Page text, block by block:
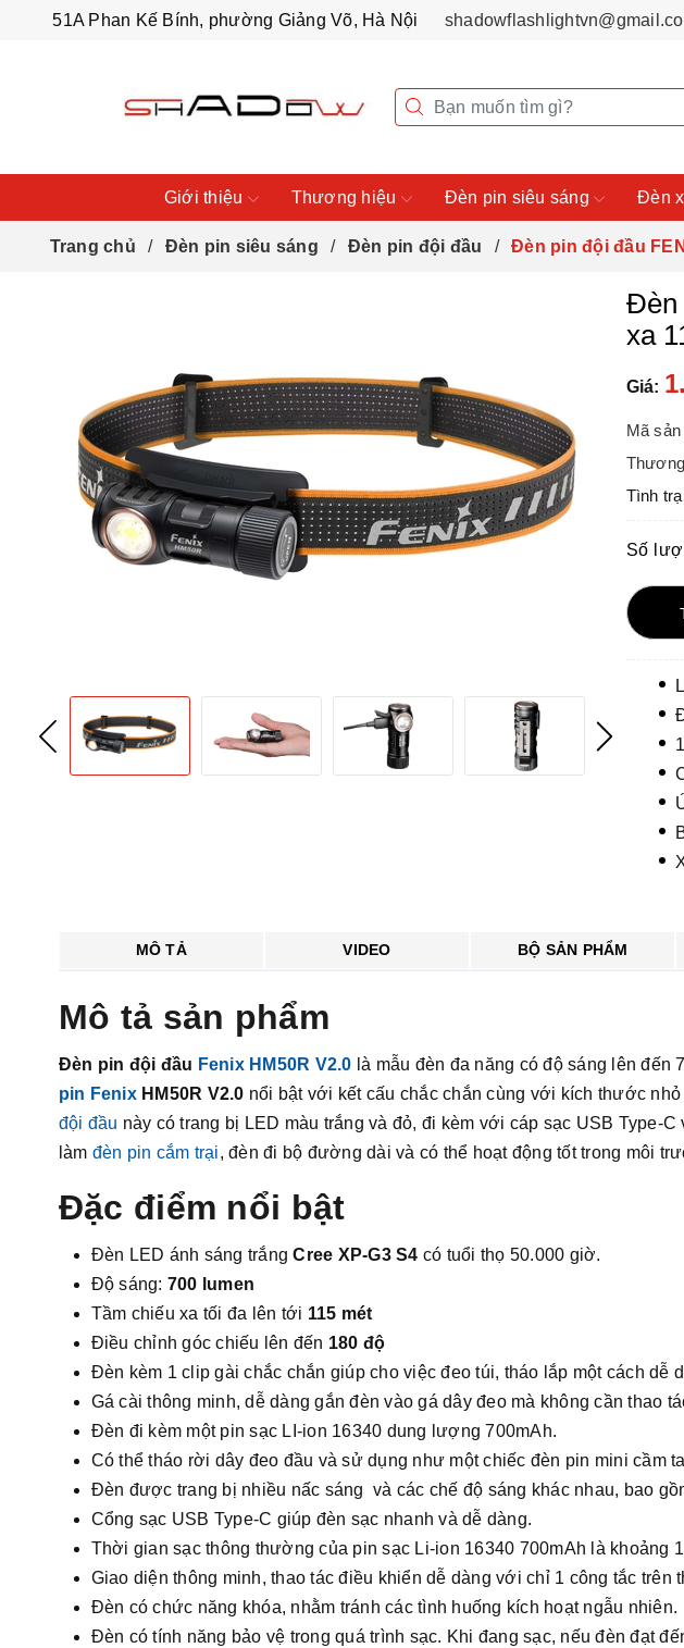
51A Phan Kế Bính, phường Giảng Võ, Hà Nội
Giới thiệu Thương hiệu Đèn pin siêu sáng Đèn
Trang chủ Đèn pin siêu sáng Đèn pin đội đầu Đèn pin đội đầu
Đèn
xa
Giá:
Mã
Tình
Số
MÔ TẢ VIDEO BỘ SẢN PHẨM
Mô tả sản phẩm
Đèn pin đội đầu Fenix HM50R V2.0 là mẫu đèn đa năng có độ sáng lên đến
pin Fenix HM50R V2.0 nổi bật với kết cấu chắc chắn cùng với kích thước
đội đầu này có trang bị LED màu trắng và đỏ, đi kèm với cáp sạc USB Type-
làm đèn pin cắm trại, đèn đi bộ đường dài và có thể hoạt động tốt trong môi
Đặc điểm nổi bật
Đèn LED ánh sáng trắngCree XP-G3 S4 có tuổi thọ 50.000 giờ.
Độ sáng: 700 lumen
Tầm chiếu xa tối đa lên tới 115 mét
Điều chỉnh góc chiếu lên đến 180 độ
Đèn kèm 1 clip gài chắc chắn giúp cho việc đeo túi, tháo lắp một cách dễ
Gá cài thông minh, dễ dàng gắn đèn vào gá dây đeo mà không cần thao
Đèn đi kèm một pin sạc LI-ion 16340 dung lượng 700mAh.
Có thể tháo rời dây đeo đầu và sử dụng như một chiếc đèn pin mini cầm
Đèn được trang bị nhiều nấc sáng và các chế độ sáng khác nhau, bao
Cổng sạc USB Type-C giúp đèn sạc nhanh và dễ dàng.
Thời gian sạc thông thường của pin sạc Li-ion 16340 700mAh là
Giao diện thông minh, thao tác điều khiển dễ dàng với chỉ 1 công tắc trên
Đèn có chức năng khóa, nhằm tránh các tình huống kích hoạt ngẫu nhiên.
Đèn có tính năng bảo vệ trong quá trình sạc. Khi đang sạc, nếu đèn đạt